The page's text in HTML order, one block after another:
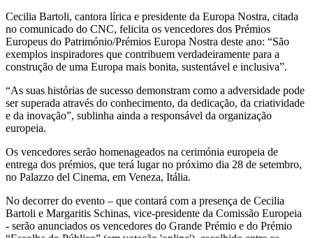
Cecilia Bartoli, cantora lírica e presidente da Europa Nostra, citada
no comunicado do CNC, felicita os vencedores dos Prémios
Europeus do Património/Prémios Europa Nostra deste ano: “São
exemplos inspiradores que contribuem verdadeiramente para a
construção de uma Europa mais bonita, sustentável e inclusiva”.
“As suas histórias de sucesso demonstram como a adversidade pode
ser superada através do conhecimento, da dedicação, da criatividade
e da inovação”, sublinha ainda a responsável da organização
europeia.
Os vencedores serão homenageados na cerimónia europeia de
entrega dos prémios, que terá lugar no próximo dia 28 de setembro,
no Palazzo del Cinema, em Veneza, Itália.
No decorrer do evento – que contará com a presença de Cecilia
Bartoli e Margaritis Schinas, vice-presidente da Comissão Europeia
- serão anunciados os vencedores do Grande Prémio e do Prémio